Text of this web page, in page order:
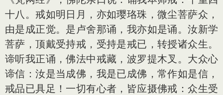
十八。戒如明日月，亦如璎珞珠，微尘菩萨众，
由是成正觉。是卢舍那诵，我亦如是诵。汝新学
菩萨，顶戴受持戒，受持是戒已，转授诸众生。
谛听我正诵，佛法中戒藏，波罗提木叉。大众心
谛信：汝是当成佛，我是已成佛，常作如是信，
戒品已具足！一切有心者，皆应摄佛戒：众生受